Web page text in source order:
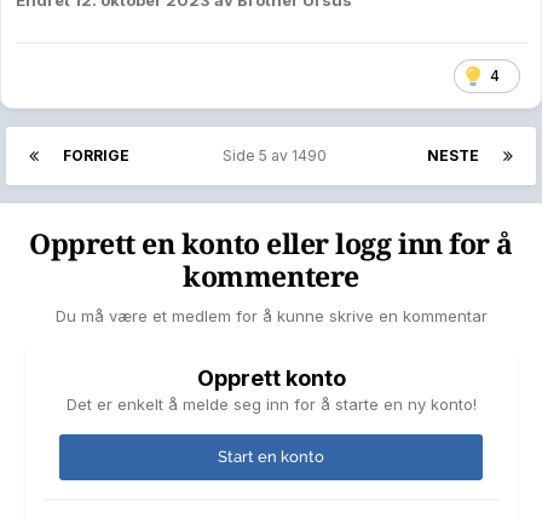
4
FORRIGE NESTE
Side 5 av 1490
Opprett en konto eller logg inn for å
kommentere
Du må være et medlem for å kunne skrive en kommentar
Opprett konto
Det er enkelt å melde seg inn for å starte en ny konto!
Start en konto